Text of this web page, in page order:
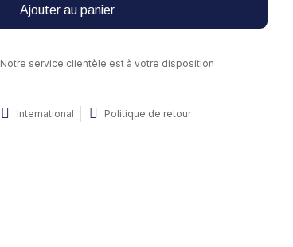
Ajouter au panier
Notre service clientèle est à votre disposition
International Politique de retour